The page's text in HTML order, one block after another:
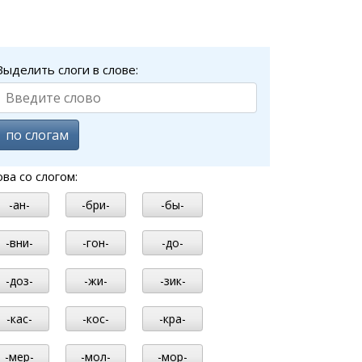
слоги в слове:
по слогам
со слогом:
-ан- -бри- -бы-
-вни- -гон- -до-
-доз- -жи- -зик-
-кас- -кос- -кра-
-мер- -мол- -мор-